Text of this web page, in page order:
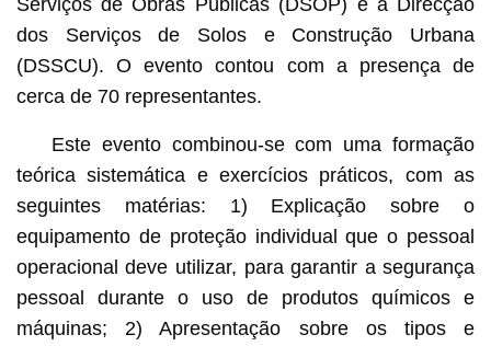
dos Serviços de Solos e Construção Urbana
(DSSCU). O evento contou com a presença de
cerca de 70 representantes.
Este evento combinou-se com uma formação
teórica sistemática e exercícios práticos, com as
seguintes matérias: 1) Explicação sobre o
equipamento de proteção individual que o pessoal
operacional deve utilizar, para garantir a segurança
pessoal durante o uso de produtos químicos e
máquinas; 2) Apresentação sobre os tipos e